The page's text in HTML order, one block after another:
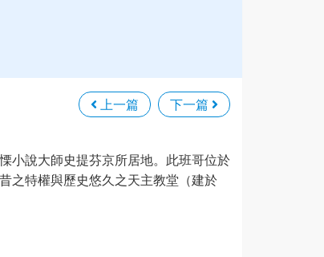
上一篇 下一篇
小說大師史提芬京所居地。此班哥位於
之特權與歷史悠久之天主教堂（建於